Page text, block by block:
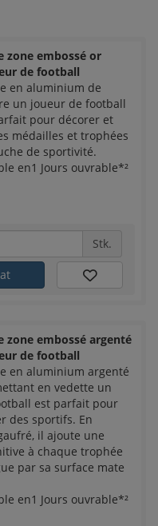
zone embossé or
de football
en aluminium de
un joueur de football
pour décorer et
médailles et trophées
de sportivité.
en1 Jours ouvrable*²
Stk.
zone embossé argenté
de football
en aluminium argenté
en vedette un
est parfait pour
des sportifs. En
il ajoute une
à chaque trophée
par sa surface mate
en1 Jours ouvrable*²